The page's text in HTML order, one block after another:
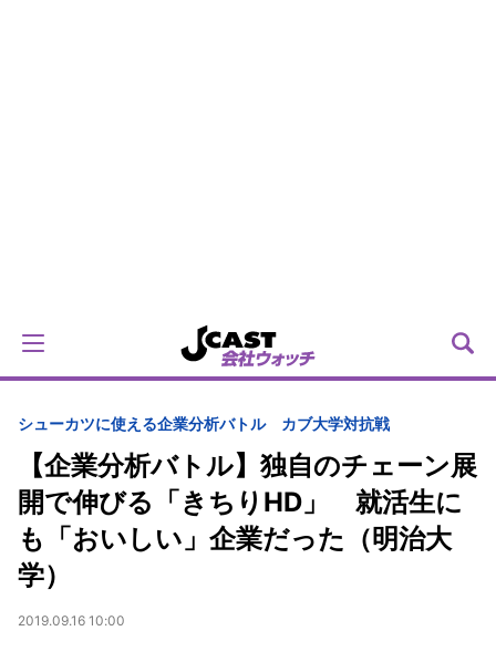
シューカツに使える企業分析バトル カブ大学対抗戦
【企業分析バトル】独自のチェーン展
開で伸びる「きちりHD」 就活生に
も「おいしい」企業だった（明治大
学）
2019.09.16 10:00